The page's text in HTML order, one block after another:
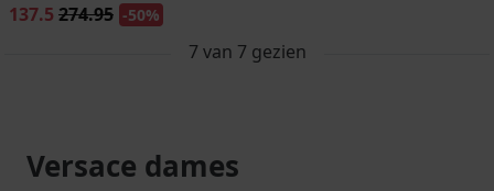
137.5 274.95 -50%
7 van 7 gezien
Versace dames